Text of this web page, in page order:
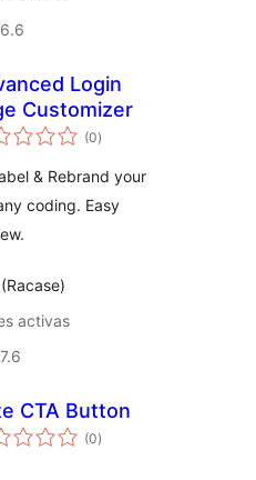
Login
Customizer
(0valoraciones
en
)
& Rebrand your
coding. Easy
activas
CTA Button
(0valoraciones
en
)